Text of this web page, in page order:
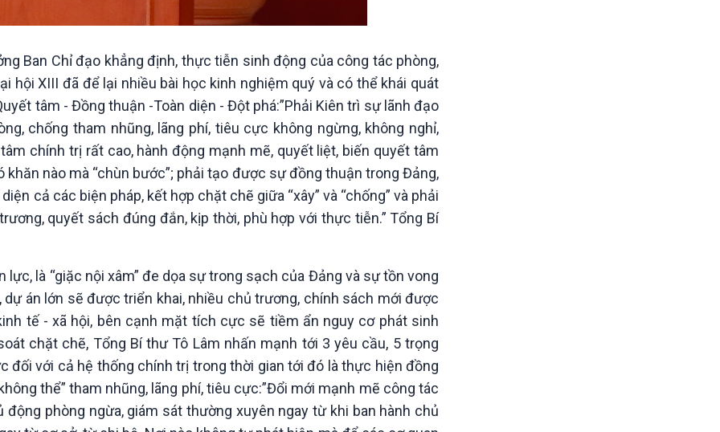
Ban Chỉ đạo khẳng định, thực tiễn sinh động của công tác phòng,
hội XIII đã để lại nhiều bài học kinh nghiệm quý và có thể khái quát
tâm - Đồng thuận -Toàn diện - Đột phá:”Phải Kiên trì sự lãnh đạo
chống tham nhũng, lãng phí, tiêu cực không ngừng, không nghỉ,
chính trị rất cao, hành động mạnh mẽ, quyết liệt, biến quyết tâm
nào mà “chùn bước”; phải tạo được sự đồng thuận trong Đảng,
cả các biện pháp, kết hợp chặt chẽ giữa “xây” và “chống” và phải
quyết sách đúng đắn, kịp thời, phù hợp với thực tiễn.” Tổng Bí
là “giặc nội xâm” đe dọa sự trong sạch của Đảng và sự tồn vong
án lớn sẽ được triển khai, nhiều chủ trương, chính sách mới được
tế - xã hội, bên cạnh mặt tích cực sẽ tiềm ẩn nguy cơ phát sinh
chặt chẽ, Tổng Bí thư Tô Lâm nhấn mạnh tới 3 yêu cầu, 5 trọng
đối với cả hệ thống chính trị trong thời gian tới đó là thực hiện đồng
thể” tham nhũng, lãng phí, tiêu cực:”Đổi mới mạnh mẽ công tác
phòng ngừa, giám sát thường xuyên ngay từ khi ban hành chủ